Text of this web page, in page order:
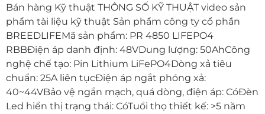
Bán hàng Kỹ thuật THÔNG SỐ KỸ THUẬT video sản
phẩm tài liệu kỹ thuật Sản phẩm công ty cổ phần
BREEDLIFEMã sản phẩm: PR 4850 LIFEPO4
RBBĐiện áp danh định: 48VDung lượng: 50AhCông
nghệ chế tạo: Pin Lithium LiFePO4Dòng xả tiêu
chuẩn: 25A liên tụcĐiện áp ngắt phóng xả:
40~44VBảo vệ ngắn mạch, quá dòng, điện áp: CóĐèn
Led hiển thị trạng thái: CóTuổi thọ thiết kế: >5 năm